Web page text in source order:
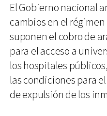
El Gobierno nacional
cambios en el
suponen el cobro de
para el acceso a
los hospitales
las condiciones para
de expulsión de los